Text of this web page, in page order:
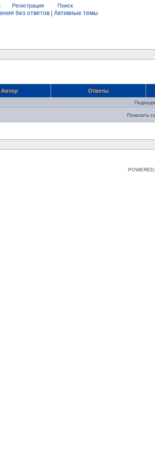
Регистрация Поиск
без ответов Активные темы
Автор Ответы
Показать